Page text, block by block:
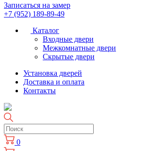
Записаться на замер
+7 (952) 189-89-49
Каталог
Входные двери
Межкомнатные двери
Скрытые двери
Установка дверей
Доставка и оплата
Контакты
0